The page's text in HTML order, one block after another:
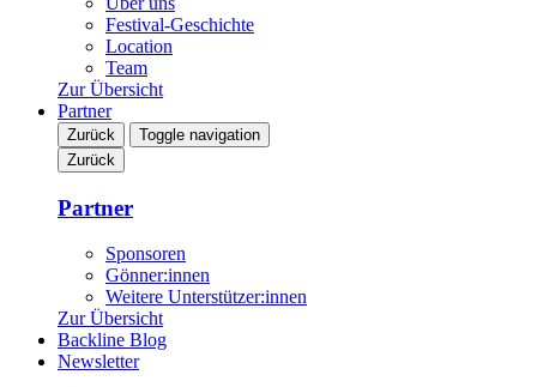
Festival-Geschichte
Location
Team
Zur Übersicht
Partner
Zurück
Toggle navigation
Zurück
Partner
Sponsoren
Gönner:innen
Weitere Unterstützer:innen
Zur Übersicht
Backline Blog
Newsletter